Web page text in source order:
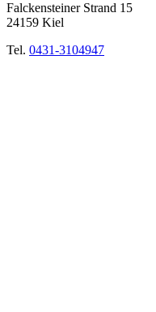
Falckensteiner Strand 15
24159 Kiel
Tel. 0431-3104947